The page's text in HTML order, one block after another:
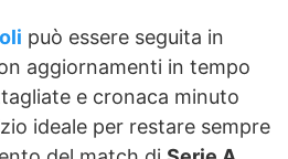
può essere seguita in
aggiornamenti in tempo
e cronaca minuto
ideale per restare sempre